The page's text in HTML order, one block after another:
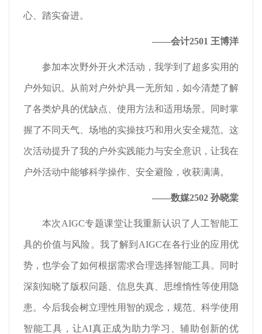
心、踏实奋进。
——会计2501 王博洋
参加本次野外开火术活动，我学到了超多实用的
户外知识。从前对户外炉具一无所知，如今清楚了解
了各类炉具的优缺点、使用方法和适用场景。同时掌
握了不同天气、场地的实操技巧和用火安全规范。这
次活动提升了我的户外实践能力与安全意识，让我在
户外活动中能够科学操作、安全避险，收获满满。
——数媒2502 孙晓棠
本次AIGC专题课堂让我重新认识了人工智能工
具的价值与风险。我了解到AIGC在各行业的应用优
势，也学会了如何根据需求合理选择智能工具。同时
深刻知晓了版权问题、信息失真、思维惰性等使用隐
患。今后我会树立理性用智的观念，规范、科学使用
智能工具，让AI真正成为助力学习、辅助创新的优